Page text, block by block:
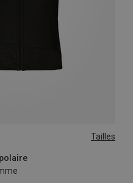
Tailles